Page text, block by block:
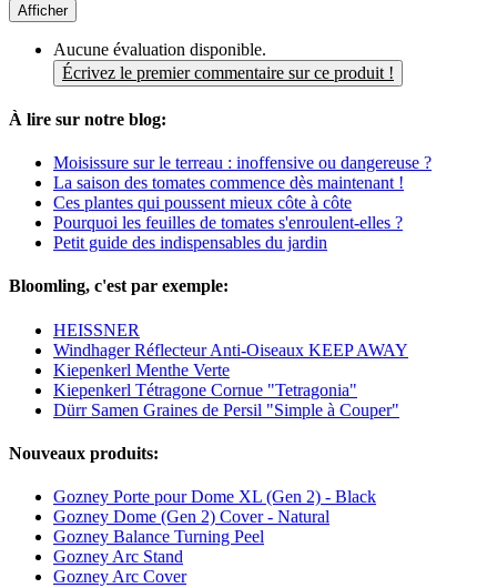
Afficher
Aucune évaluation disponible.
Écrivez le premier commentaire sur ce produit !
À lire sur notre blog:
Moisissure sur le terreau : inoffensive ou dangereuse ?
La saison des tomates commence dès maintenant !
Ces plantes qui poussent mieux côte à côte
Pourquoi les feuilles de tomates s'enroulent-elles ?
Petit guide des indispensables du jardin
Bloomling, c'est par exemple:
HEISSNER
Windhager Réflecteur Anti-Oiseaux KEEP AWAY
Kiepenkerl Menthe Verte
Kiepenkerl Tétragone Cornue "Tetragonia"
Dürr Samen Graines de Persil "Simple à Couper"
Nouveaux produits:
Gozney Porte pour Dome XL (Gen 2) - Black
Gozney Dome (Gen 2) Cover - Natural
Gozney Balance Turning Peel
Gozney Arc Stand
Gozney Arc Cover